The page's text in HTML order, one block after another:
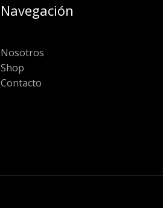
Navegación
Nosotros
Shop
Contacto